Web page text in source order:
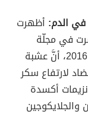
الدم: أظهرت
في مجلّة
Toxicology and industrial health عام 2016، أنَّ عشبة
لارتفاع سكر
أكسدة
والجلايكوجين